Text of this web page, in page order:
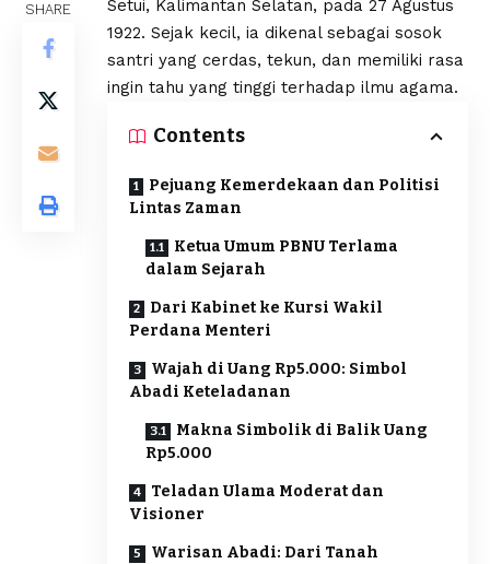
SHARE
Setui, Kalimantan Selatan, pada 27 Agustus
1922. Sejak kecil, ia dikenal sebagai sosok
santri yang cerdas, tekun, dan memiliki rasa
ingin tahu yang tinggi terhadap ilmu agama.
Contents
Pejuang Kemerdekaan dan Politisi
Lintas Zaman
Ketua Umum PBNU Terlama
dalam Sejarah
Dari Kabinet ke Kursi Wakil
Perdana Menteri
Wajah di Uang Rp5.000: Simbol
Abadi Keteladanan
Makna Simbolik di Balik Uang
Rp5.000
Teladan Ulama Moderat dan
Visioner
Warisan Abadi: Dari Tanah